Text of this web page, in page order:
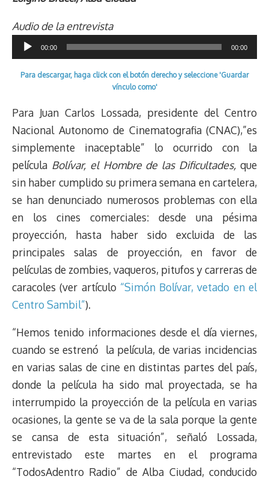
r
e
a
d
y
L
i
k
n
t
t
s
A
p
b
o
k
o
d
n
s
k
g
r
m
l
e
r
s
Audio de la entrevista
Reproductor
de
audio
00:00 00:00
Para descargar, haga click con el botón derecho y seleccione 'Guardar
vínculo como'
Para Juan Carlos Lossada, presidente del Centro
Nacional Autonomo de Cinematografia (CNAC),”es
simplemente inaceptable” lo ocurrido con la
película Bolívar, el Hombre de las Dificultades, que
sin haber cumplido su primera semana en cartelera,
se han denunciado numerosos problemas con ella
en los cines comerciales: desde una pésima
proyección, hasta haber sido excluida de las
principales salas de proyección, en favor de
películas de zombies, vaqueros, pitufos y carreras de
caracoles (ver artículo “Simón Bolívar, vetado en el
Centro Sambil”).
“Hemos tenido informaciones desde el día viernes,
cuando se estrenó la película, de varias incidencias
en varias salas de cine en distintas partes del país,
donde la película ha sido mal proyectada, se ha
interrumpido la proyección de la película en varias
ocasiones, la gente se va de la sala porque la gente
se cansa de esta situación”, señaló Lossada,
entrevistado este martes en el programa
“TodosAdentro Radio” de Alba Ciudad, conducido